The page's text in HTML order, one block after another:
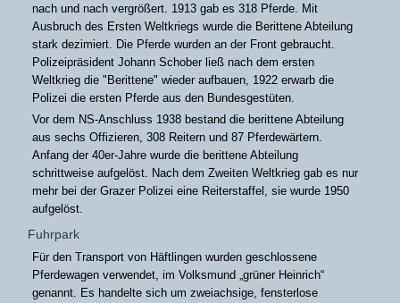
nach und nach vergrößert. 1913 gab es 318 Pferde. Mit
Ausbruch des Ersten Weltkriegs wurde die Berittene Abteilung
stark dezimiert. Die Pferde wurden an der Front gebraucht.
Polizeipräsident Johann Schober ließ nach dem ersten
Weltkrieg die "Berittene" wieder aufbauen, 1922 erwarb die
Polizei die ersten Pferde aus den Bundesgestüten.
Vor dem NS-Anschluss 1938 bestand die berittene Abteilung
aus sechs Offizieren, 308 Reitern und 87 Pferdewärtern.
Anfang der 40er-Jahre wurde die berittene Abteilung
schrittweise aufgelöst. Nach dem Zweiten Weltkrieg gab es nur
mehr bei der Grazer Polizei eine Reiterstaffel, sie wurde 1950
aufgelöst.
Fuhrpark
Für den Transport von Häftlingen wurden geschlossene
Pferdewagen verwendet, im Volksmund „grüner Heinrich“
genannt. Es handelte sich um zweiachsige, fensterlose